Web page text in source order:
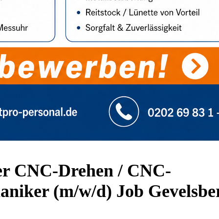
CNC-Drehen / CNC-
(m/w/d) Job